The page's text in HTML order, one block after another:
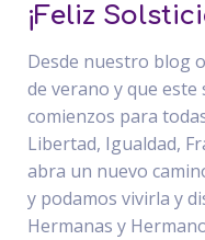
¡Feliz
Desde nuestro blog
de verano y que
comienzos para
Libertad, Igualdad,
abra un nuevo
y podamos vivirla y
Hermanas y